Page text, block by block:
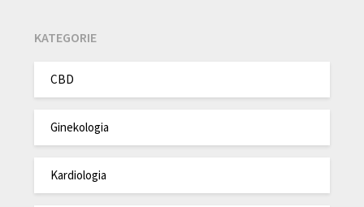
KATEGORIE
CBD
Ginekologia
Kardiologia